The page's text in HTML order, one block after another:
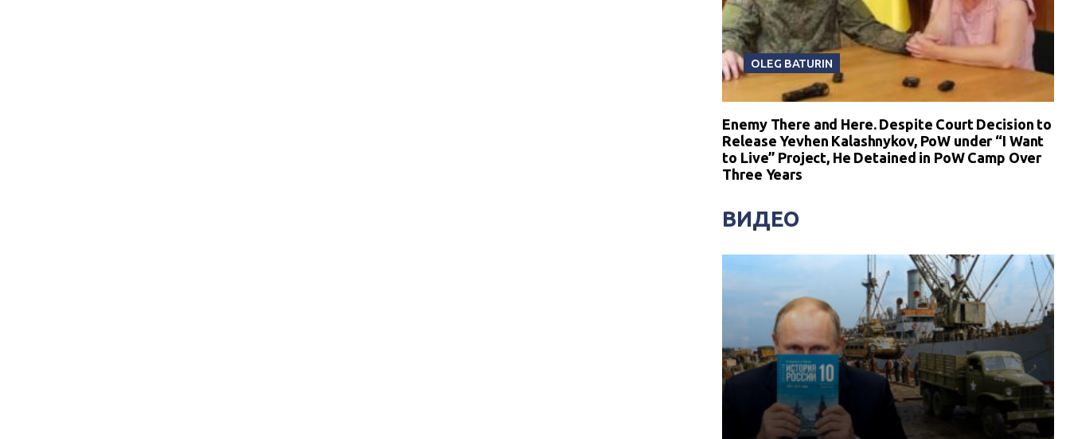
OLEG BATURIN
Enemy There and Here. Despite Court Decision to
Release Yevhen Kalashnykov, PoW under “I Want
to Live” Project, He Detained in PoW Camp Over
Three Years
ВИДЕО